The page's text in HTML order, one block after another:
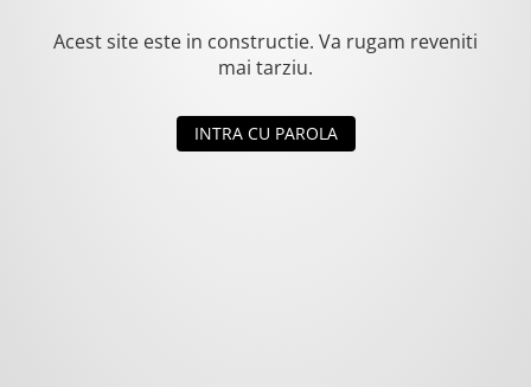
Acest site este in constructie. Va rugam reveniti
mai tarziu.
INTRA CU PAROLA